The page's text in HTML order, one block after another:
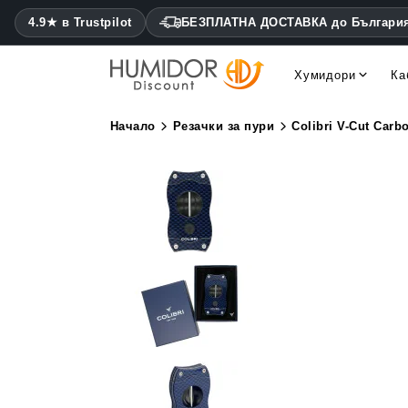
4.9★ в Trustpilot БЕЗПЛАТНА ДОСТАВКА до
Хумидори
Начало Резачки за пури Colibri V-Cut